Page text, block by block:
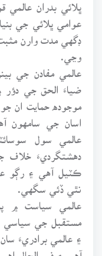
ڀلائي بدران
عوامي ڀلائي جي
ڊگهي مدت وارن
عالمي مفادن جي
ضياءَ الحق جي دؤر
موجوده حمايت ان
اسان جي سامهون
عالمي سول
دهشتگرديءَ خلاف
ڪٽيل آهي ۽ رڳو
نٿي ڏئي سگهي.
عالمي سياست ۾
مستقبل جي سياسي ۽
۽ عالمي برادريءَ
آهي ۽ في الحال اهي